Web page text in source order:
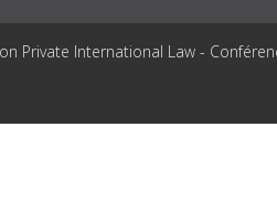
Private International Law -